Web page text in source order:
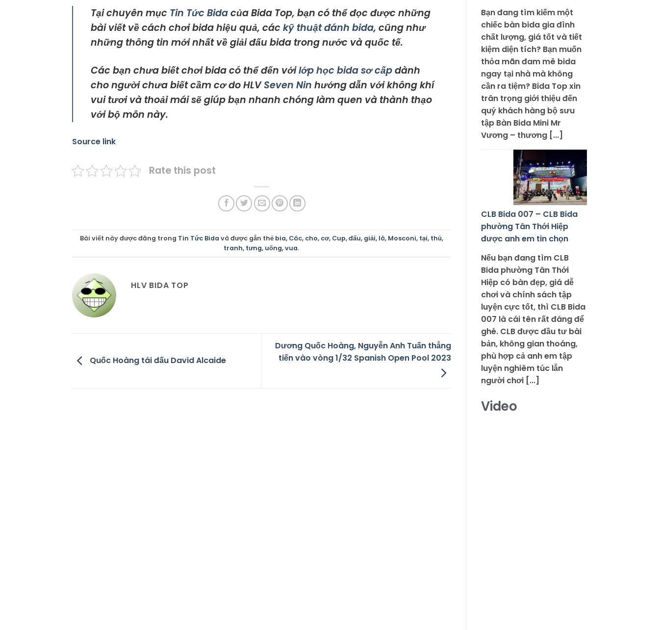
Tại chuyên mục Tin Tức Bidacủa Bida Top, bạn có thể đọc được những
bài viết về cách chơi bida hiệu quả, các kỹ thuật đánh bida, cũng như
những thông tin mới nhất về giải đấu bida trong nước và quốc tế.
Các bạn chưa biết chơi bida có thể đến vớilớp học bida sơ cấpdành
cho người chưa biết cầm cơ do HLVSeven Nin hướng dẫn với không khí
vui tươi và thoải mái sẽ giúp bạn nhanh chóng làm quen và thành thạo
với bộ môn này.
Source link
Rate this post
Bài viết này được đăng trong Tin Tức Bida và được gắn thẻ bia, Các, cho, cơ, Cup,đấu, giải, là, Mosconi, tại, thủ,
tranh, tưng, uống,vua.
HLV BIDA TOP
Quốc Hoàng tái đấu David Alcaide
Dương Quốc Hoàng, Nguyễn Anh Tuấn thẳng
tiến vào vòng 1/32 Spanish Open Pool 2023
Bạn đang tìm kiếm một
chiếc bàn bida gia đình
chất lượng, giá tốt và tiết
kiệm diện tích? Bạn muốn
thỏa mãn đam mê bida
ngay tại nhà mà không
cần ra tiệm? Bida Top xin
trân trọng giới thiệu đến
quý khách hàng bộ sưu
tập Bàn Bida Mini Mr
Vương – thương [...]
CLB Bida 007 – CLB Bida
phường Tân Thới Hiệp
được anh em tin chọn
Nếu bạn đang tìm CLB
Bida phường Tân Thới
Hiệp có bàn đẹp, giá dễ
chơi và chính sách tập
luyện cực tốt, thì CLB Bida
007 là cái tên rất đáng để
ghé. CLB được đầu tư bài
bản, không gian thoáng,
phù hợp cả anh em tập
luyện nghiêm túc lẫn
người chơi [...]
Video